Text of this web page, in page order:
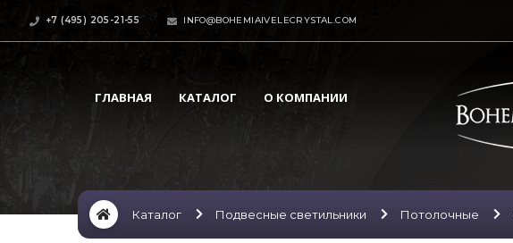
+7 (495) 205-21-55 INFO@BOHEMIAIVELECRYSTAL.COM
ГЛАВНАЯ КАТАЛОГ О КОМПАНИИ
Каталог Подвесные светильники Потолочные